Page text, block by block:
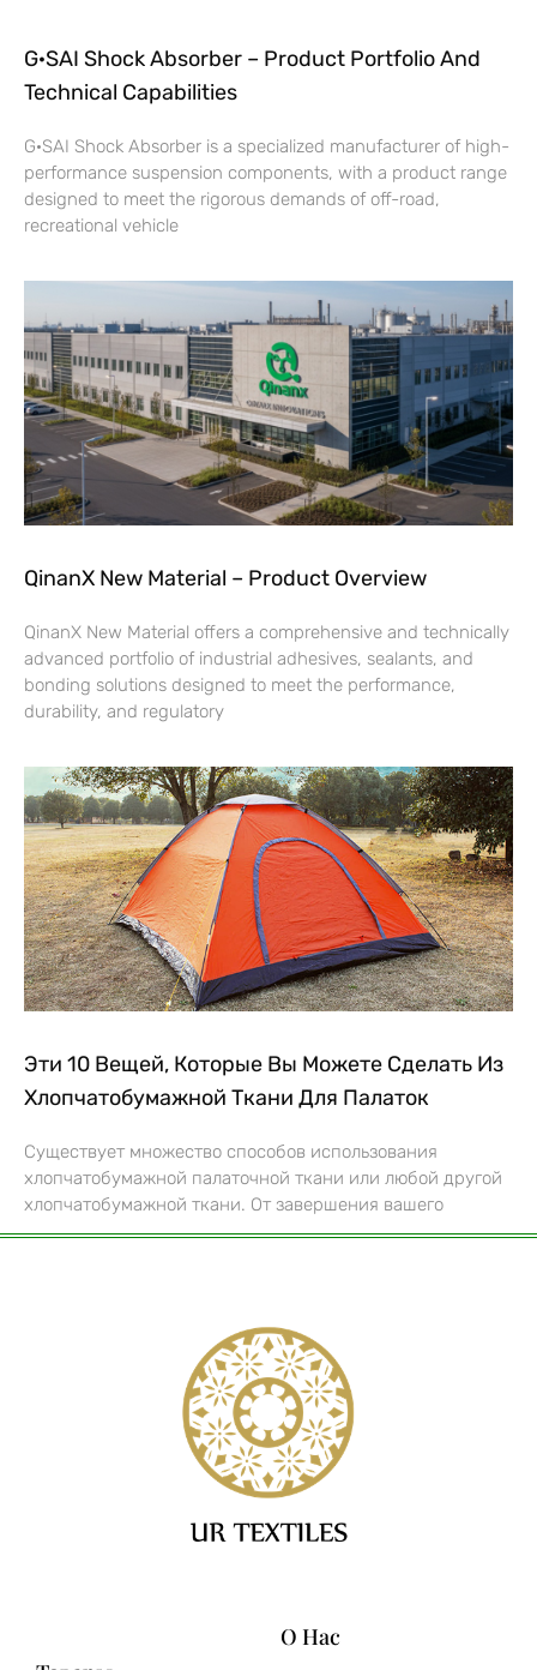
G·SAI Shock Absorber – Product Portfolio And
Technical Capabilities
G·SAI Shock Absorber is a specialized manufacturer of high-
performance suspension components, with a product range
designed to meet the rigorous demands of off-road,
recreational vehicle
QinanX New Material – Product Overview
QinanX New Material offers a comprehensive and technically
advanced portfolio of industrial adhesives, sealants, and
bonding solutions designed to meet the performance,
durability, and regulatory
Эти 10 Вещей, Которые Вы Можете Сделать Из
Хлопчатобумажной Ткани Для Палаток
Существует множество способов использования
хлопчатобумажной палаточной ткани или любой другой
хлопчатобумажной ткани. От завершения вашего
О Нас